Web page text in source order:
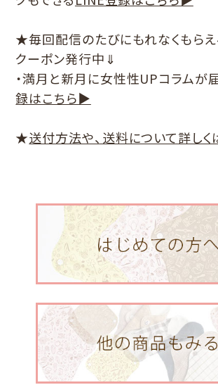
★毎回配信のたびにもれなくもら
クーポン発行中⇓
・満月と新月に女性性UPコラムが
録はこちら▶
★送付方法や、送料について詳し